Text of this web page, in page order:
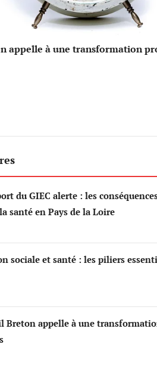
appelle à une transformation
du GIEC alerte : les
santé en Pays de la Loire
sociale et santé : les piliers
Breton appelle à une